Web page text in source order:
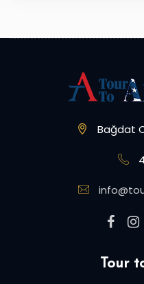
Bağdat
Tour